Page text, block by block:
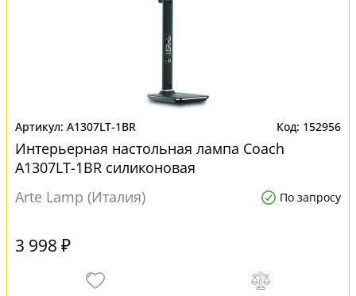
A1307LT-1BR 152956
Интерьерная настольная лампа Coach
A1307LT-1BR силиконовая
Arte Lamp (Италия)
По запросу
3 998 ₽